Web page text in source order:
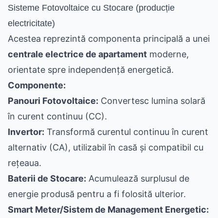
Sisteme Fotovoltaice cu Stocare (producție
electricitate)
Acestea reprezintă componenta principală a unei
centrale electrice de apartament moderne,
orientate spre independență energetică.
Componente:
Panouri Fotovoltaice: Convertesc lumina solară
în curent continuu (CC).
Invertor: Transformă curentul continuu în curent
alternativ (CA), utilizabil în casă și compatibil cu
rețeaua.
Baterii de Stocare: Acumulează surplusul de
energie produsă pentru a fi folosită ulterior.
Smart Meter/Sistem de Management Energetic: